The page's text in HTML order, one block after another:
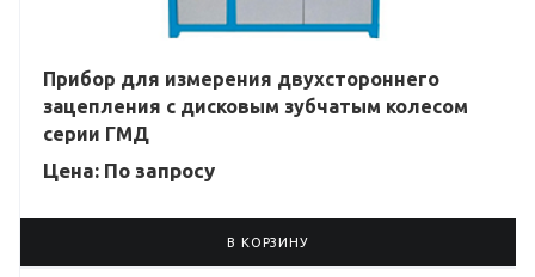
Прибор для измерения двухстороннего
зацепления с дисковым зубчатым колесом
серии ГМД
Цена: По запросу
В КОРЗИНУ